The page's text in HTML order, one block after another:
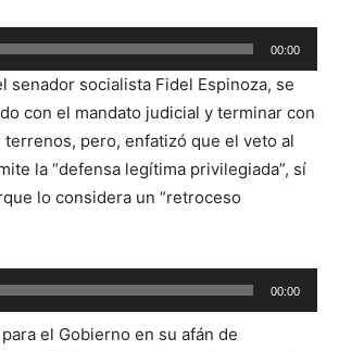
00:00
senador socialista Fidel Espinoza, se
con el mandato judicial y terminar con
terrenos, pero, enfatizó que el veto al
la “defensa legítima privilegiada”, sí
lo considera un “retroceso
00:00
el Gobierno en su afán de